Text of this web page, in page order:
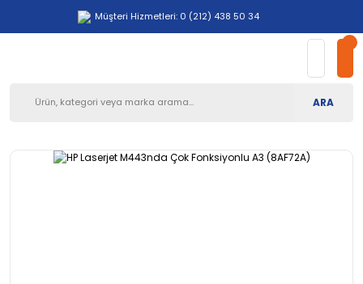
Müşteri Hizmetleri: 0 (212) 438 50 34
ARA